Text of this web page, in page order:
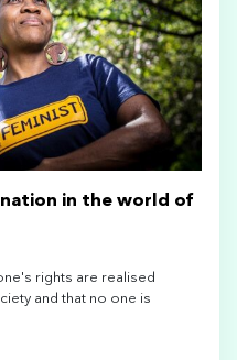
in the world of
rights are realised
and that no one is